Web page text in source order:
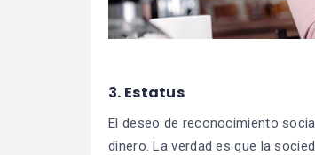
3. Estatus
El deseo de reconocimiento
dinero. La verdad es que la